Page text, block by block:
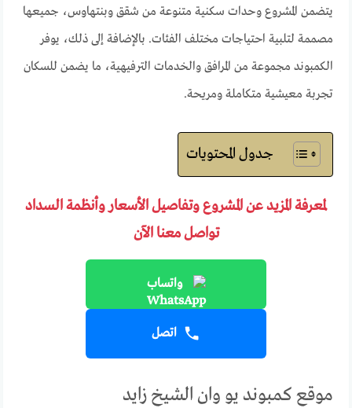
يتضمن المشروع وحدات سكنية متنوعة من شقق وبنتهاوس، جميعها
مصممة لتلبية احتياجات مختلف الفئات. بالإضافة إلى ذلك، يوفر
الكمبوند مجموعة من المرافق والخدمات الترفيهية، ما يضمن للسكان
تجربة معيشية متكاملة ومريحة.
جدول المحتويات
لمعرفة المزيد عن المشروع وتفاصيل الأسعار وأنظمة السداد
تواصل معنا الآن
واتساب
اتصل
موقع كمبوند يو وان الشيخ زايد